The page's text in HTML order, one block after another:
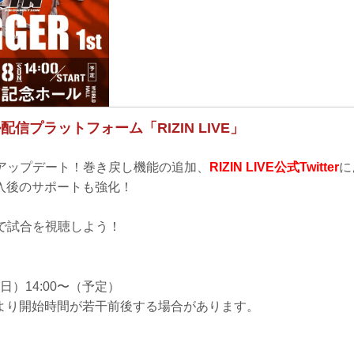
信プラットフォーム「RIZIN LIVE」
プデート！巻き戻し機能の追加、 RIZIN LIVE公式Twitter
のサポートも強化！
合を視聴しよう！
）14:00〜（予定）
開始時間が若干前後する場合があります。